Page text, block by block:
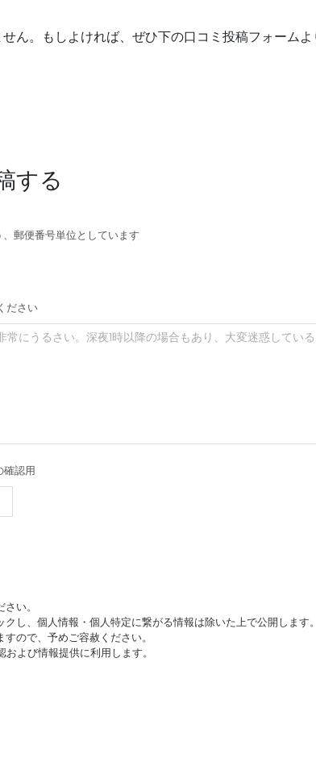
ん。もしよければ、ぜひ下の口コミ投稿フォーム
する
郵便番号単位としています
ださい
確認用
い。
し、個人情報・個人特定に繋がる情報は除いた上で公開します。
ので、予めご容赦ください。
よび情報提供に利用します。